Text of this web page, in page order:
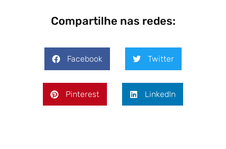
Compartilhe nas redes:
Facebook Twitter
Pinterest LinkedIn